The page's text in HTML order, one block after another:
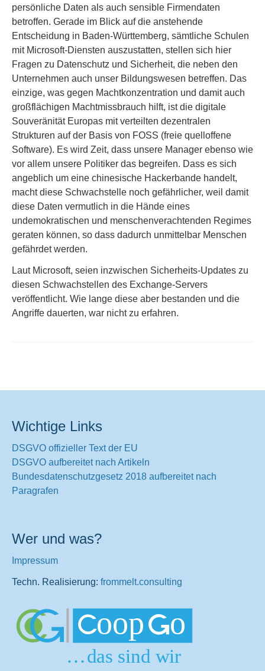
persönliche Daten als auch sensible Firmendaten
betroffen. Gerade im Blick auf die anstehende
Entscheidung in Baden-Württemberg, sämtliche Schulen
mit Microsoft-Diensten auszustatten, stellen sich hier
Fragen zu Datenschutz und Sicherheit, die neben den
Unternehmen auch unser Bildungswesen betreffen. Das
einzige, was gegen Machtkonzentration und damit auch
großflächigen Machtmissbrauch hilft, ist die digitale
Souveränität Europas mit verteilten dezentralen
Strukturen auf der Basis von FOSS (freie quelloffene
Software). Es wird Zeit, dass unsere Manager ebenso wie
vor allem unsere Politiker das begreifen. Dass es sich
angeblich um eine chinesische Hackerbande handelt,
macht diese Schwachstelle noch gefährlicher, weil damit
diese Daten vermutlich in die Hände eines
undemokratischen und menschenverachtenden Regimes
geraten können, so dass dadurch unmittelbar Menschen
gefährdet werden.
Laut Microsoft, seien inzwischen Sicherheits-Updates zu
diesen Schwachstellen des Exchange-Servers
veröffentlicht. Wie lange diese aber bestanden und die
Angriffe dauerten, war nicht zu erfahren.
Wichtige Links
DSGVO offizieller Text der EU
DSGVO aufbereitet nach Artikeln
Bundesdatenschutzgesetz 2018 aufbereitet nach
Paragrafen
Wer und was?
Impressum
Techn. Realisierung: frommelt.consulting